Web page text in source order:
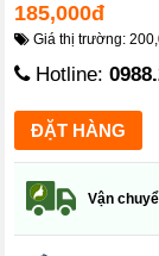
185,000đ
Giá thị trường:
Hotline:
Vận